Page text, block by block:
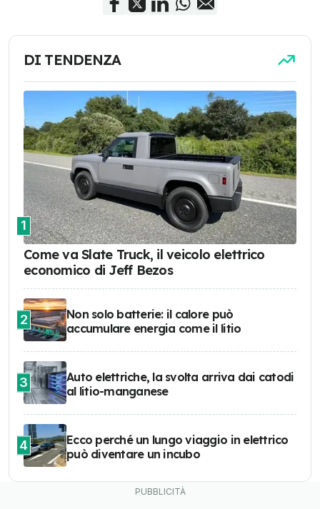
DI TENDENZA
1
Come va Slate Truck, il veicolo elettrico
economico di Jeff Bezos
2
Non solo batterie: il calore può
accumulare energia come il litio
3
Auto elettriche, la svolta arriva dai catodi
al litio-manganese
4
Ecco perché un lungo viaggio in elettrico
può diventare un incubo